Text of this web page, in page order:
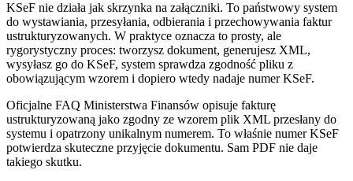
KSeF nie działa jak skrzynka na załączniki. To państwowy system
do wystawiania, przesyłania, odbierania i przechowywania faktur
ustrukturyzowanych. W praktyce oznacza to prosty, ale
rygorystyczny proces: tworzysz dokument, generujesz XML,
wysyłasz go do KSeF, system sprawdza zgodność pliku z
obowiązującym wzorem i dopiero wtedy nadaje numer KSeF.
Oficjalne FAQ Ministerstwa Finansów opisuje fakturę
ustrukturyzowaną jako zgodny ze wzorem plik XML przesłany do
systemu i opatrzony unikalnym numerem. To właśnie numer KSeF
potwierdza skuteczne przyjęcie dokumentu. Sam PDF nie daje
takiego skutku.